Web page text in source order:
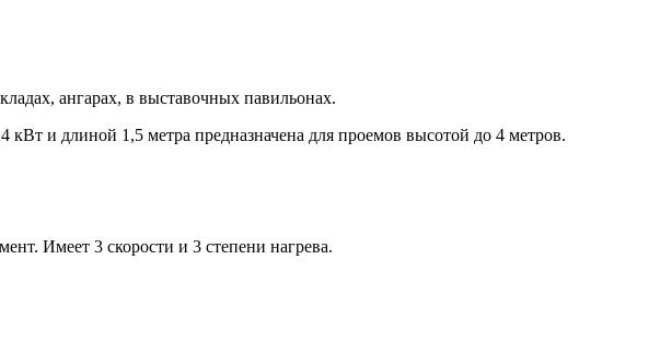
ангарах, в выставочных павильонах.
и длиной 1,5 метра предназначена для проемов высотой до 4 метров.
Имеет 3 скорости и 3 степени нагрева.